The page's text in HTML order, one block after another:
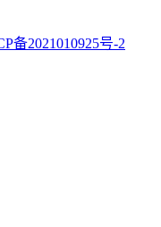
备2021010925号-2